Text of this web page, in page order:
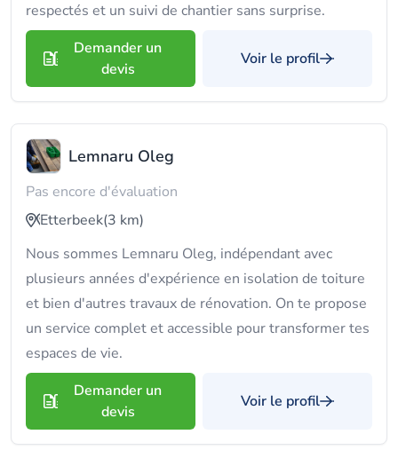
respectés et un suivi de chantier sans surprise.
Demander un
devis
Voir le profil
Lemnaru Oleg
Pas encore d'évaluation
Etterbeek(3 km)
Nous sommes Lemnaru Oleg, indépendant avec
plusieurs années d'expérience en isolation de toiture
et bien d'autres travaux de rénovation. On te propose
un service complet et accessible pour transformer tes
espaces de vie.
Demander un
devis
Voir le profil